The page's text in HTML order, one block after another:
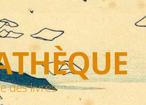
des livres